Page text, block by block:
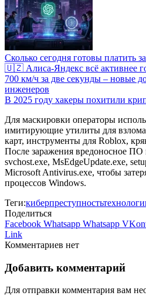
Сколько сегодня готовы платить
🇺🇿 Алиса-Яндекс всё активнее
700 км/ч за две секунды – новые
инженеров
В 2025 году хакеры похитили
Для маскировки операторы
имитирующие утилиты для
карт, инструменты для Roblox,
После заражения вредоносное ПО
svchost.exe, MsEdgeUpdate.exe,
Microsoft Antivirus.exe, чтобы
процессов Windows.
Теги:киберпреступность
Поделиться
Facebook Whatsapp Whatsapp
Link
Комментариев нет
Добавить комментарий
Для отправки комментария вам